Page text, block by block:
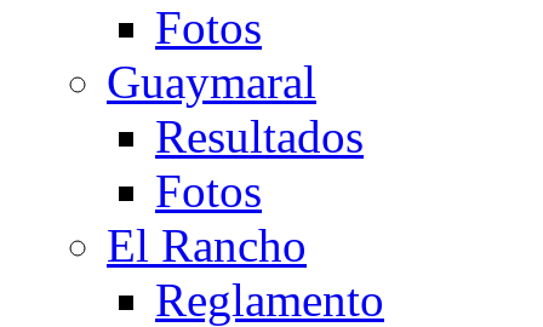
Fotos
Guaymaral
Resultados
Fotos
El Rancho
Reglamento